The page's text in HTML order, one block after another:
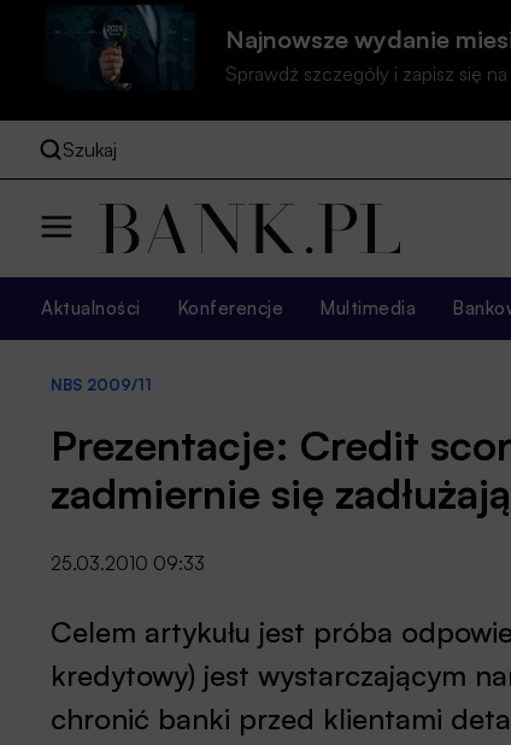
Najnowsze wydanie
Sprawdź szczegóły i zapisz się
Szukaj
Aktualności Konferencje Multimedia
NBS 2009/11
Prezentacje: Credit
zadmiernie się
25.03.2010 09:33
Celem artykułu jest próba
kredytowy) jest wystarczającym
chronić banki przed klientami